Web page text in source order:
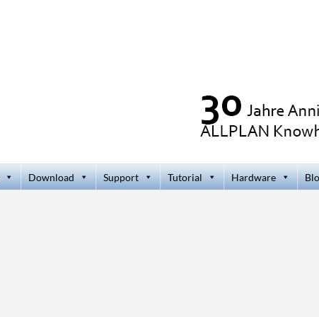
Download Support Tutorial Hardware